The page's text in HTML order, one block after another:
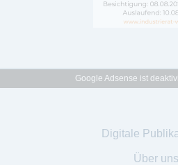
Google Adsense ist
Digitale
Über uns